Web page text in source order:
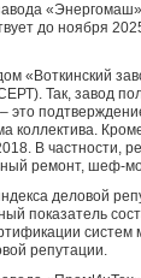
до ноября
«Воткинский
Так, завод
это
коллектива.
В частности,
ремонт, шеф-
деловой
показатель
репутации.